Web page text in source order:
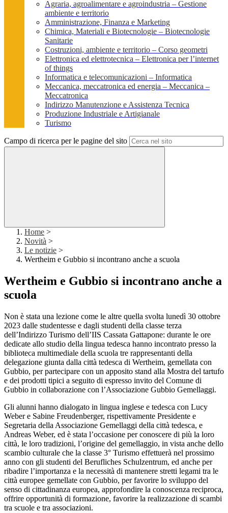
Agraria, agroalimentare e agroindustria – Gestione
ambiente e territorio
Amministrazione, Finanza e Marketing
Chimica, Materiali e Biotecnologie – Biotecnologie
Sanitarie
Costruzioni, ambiente e territorio – Corso geometri
Elettronica ed elettrotecnica – Elettronica per l’internet
of things
Informatica e telecomunicazioni – Informatica
Meccanica, meccatronica ed energia – Meccanica –
Meccatronica
Indirizzo Manutenzione e Assistenza Tecnica
Produzione Industriale e Artigianale
Turismo
Campo di ricerca per le pagine del sito
Home >
Novità >
Le notizie >
Wertheim e Gubbio si incontrano anche a scuola
Wertheim e Gubbio si incontrano anche a
scuola
Non è stata una lezione come le altre quella svolta lunedì 30 ottobre
2023 dalle studentesse e dagli studenti della classe terza
dell’Indirizzo Turismo dell’IIS Cassata Gattapone: durante le ore
dedicate allo studio della lingua tedesca hanno incontrato presso la
biblioteca multimediale della scuola tre rappresentanti della
delegazione giunta dalla città tedesca di Wertheim, gemellata con
Gubbio, per partecipare con un apposito stand alla Mostra del tartufo
e dei prodotti tipici a seguito di espresso invito del Comune di
Gubbio in collaborazione con l’Associazione Gubbio Gemellaggi.
Gli alunni hanno dialogato in lingua inglese e tedesca con Lucy
Weber e Sabine Freudenberger, rispettivamente Presidente e
Segretaria della Associazione Gemellaggi della città tedesca, e
Andreas Weber, ed è stata l’occasione per conoscere di più la loro
città, le loro tradizioni, l’origine del gemellaggio, in vista anche dello
scambio culturale che la classe 3° Turismo effettuerà nel prossimo
anno con gli studenti del Berufliches Schulzentrum, ed anche per
ribadire l’importanza e la necessità di mantenere stretti legami tra le
città europee gemellate con Gubbio, per favorire lo sviluppo del
senso di cittadinanza europea, approfondire la conoscenza reciproca,
offrire opportunità di formazione, favorire la realizzazione di scambi
tra scuole e tra associazioni.